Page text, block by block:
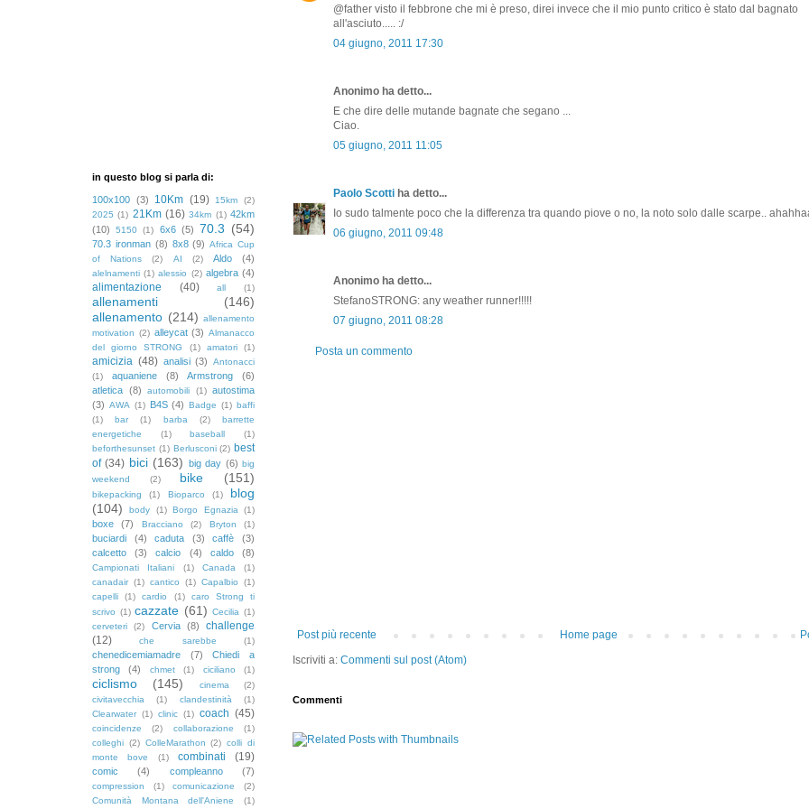
@father visto il febbrone che mi è preso, direi invece che il mio punto critico è stato dal bagnato
all'asciuto..... :/
04 giugno, 2011 17:30
Anonimo ha detto...
E che dire delle mutande bagnate che segano ...
Ciao.
05 giugno, 2011 11:05
Paolo Scotti ha detto...
Io sudo talmente poco che la differenza tra quando piove o no, la noto solo dalle scarpe..
06 giugno, 2011 09:48
Anonimo ha detto...
StefanoSTRONG: any weather runner!!!!!
07 giugno, 2011 08:28
Posta un commento
Post più recente
Home page
Iscriviti a: Commenti sul post (Atom)
Commenti
in questo blog si parla di:
100x100 (3) 10Km (19) 15km
(2)
2025 (1) 21Km (16) 34km (1) 42km
(10)
5150 (1) 6x6 (5) 70.3 (54)
70.3 ironman (8) 8x8 (9) Africa Cup
of Nations
(2) AI (2) Aldo (4)
alelnamenti (1) alessio (2) algebra (4)
alimentazione (40) all (1)
allenamenti
(146)
allenamento (214) allenamento
motivation (2) alleycat (3) Almanacco
del giorno STRONG
(1) amatori (1)
amicizia (48) analisi (3)
Antonacci
(1)
aquaniene (8) Armstrong
(6)
atletica (8) automobili (1) autostima
(3) AWA (1) B4S (4) Badge (1) baffi
(1)
bar (1) barba (2)
barrette
energetiche
(1) baseball
(1)
beforthesunset (1) Berlusconi (2) best
of (34) bici (163) big day (6) big
weekend
(2) bike (151)
bikepacking (1) Bioparco (1)
blog
(104)
body (1) Borgo Egnazia (1)
boxe (7) Bracciano (2) Bryton (1)
buciardi (4) caduta (3) caffè
(3)
calcetto
(3) calcio (4) caldo (8)
Campionati Italiani (1) Canada
(1)
canadair (1) cantico (1) Capalbio
(1)
capelli
(1) cardio (1)
caro Strong ti
scrivo (1) cazzate (61) Cecilia (1)
cerveteri
(2) Cervia (8)
challenge
(12)
che sarebbe (1)
chenedicemiamadre (7)
Chiedi a
strong
(4) chmet (1) ciciliano (1)
ciclismo (145) cinema
(2)
civitavecchia
(1) clandestinità
(1)
Clearwater (1) clinic (1) coach (45)
coincidenze (2) collaborazione
(1)
colleghi (2) ColleMarathon (2) colli di
monte bove
(1) combinati (19)
comic (4) compleanno (7)
compression (1) comunicazione
(2)
Comunità Montana dell'Aniene
(1)